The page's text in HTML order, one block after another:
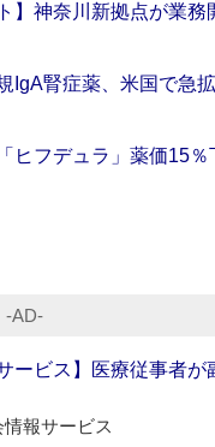
】神奈川新拠点が業務
IgA腎症薬、米国で急
ヒフデュラ」薬価15％
‐AD‐
ービス】医療従事者が
報サービス